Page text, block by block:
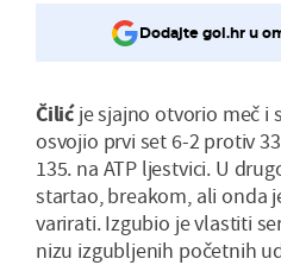
Dodajte gol.hr u
Čilićje sjajno otvorio meč i
osvojio prvi set 6-2 protiv
135. na ATP ljestvici. U
startao, breakom, ali onda
varirati. Izgubio je vlastiti
nizu izgubljenih početnih